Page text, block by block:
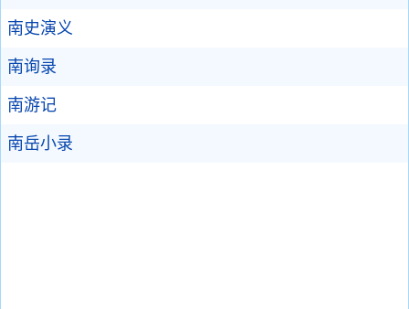
南史演义
南询录
南游记
南岳小录